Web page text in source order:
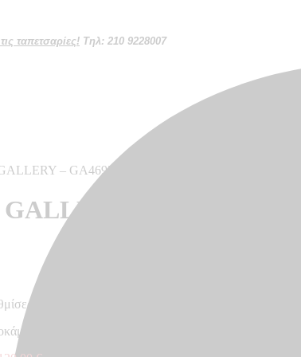
ταπετσαρίες! Τηλ: 210 9228007
– GA46955
– GA46955
κάθε οθόνης
– Made in Germany, 2,70 x 2,12 m